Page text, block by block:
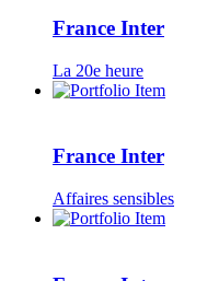
France Inter
La 20e heure
France Inter
Affaires sensibles